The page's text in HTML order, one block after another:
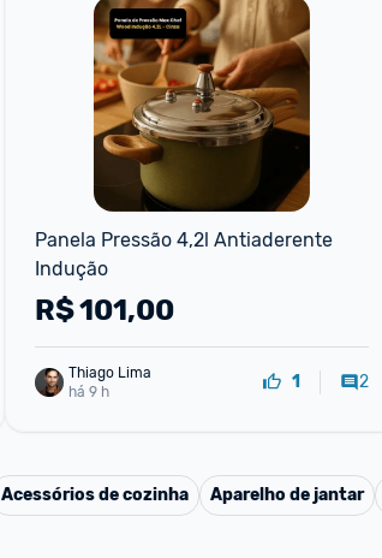
Panela Pressão 4,2l Antiaderente
Indução
R$101,00
Thiago Lima
há 9 h
1 2
Acessórios de cozinha Aparelho de jantar